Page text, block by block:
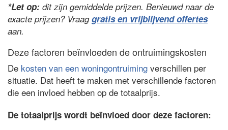
*Let op: dit zijn gemiddelde prijzen. Benieuwd naar de
exacte prijzen? Vraaggratis en vrijblijvend offertes
aan.
Deze factoren beïnvloeden de ontruimingskosten
De kosten van een woningontruiming verschillen per
situatie. Dat heeft te maken met verschillende factoren
die een invloed hebben op de totaalprijs.
De totaalprijs wordt beïnvloed door deze factoren: